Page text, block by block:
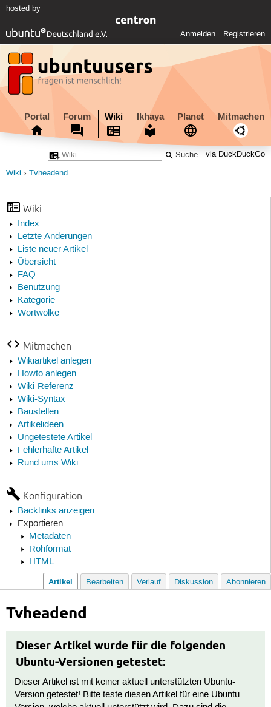
hosted by
Anmelden Registrieren
Portal Forum Wiki Ikhaya Planet Mitmachen
via DuckDuckGo
Wiki Tvheadend
Wiki
Index
Letzte Änderungen
Liste neuer Artikel
Übersicht
FAQ
Benutzung
Kategorie
Wortwolke
Mitmachen
Wikiartikel anlegen
Howto anlegen
Wiki-Referenz
Wiki-Syntax
Baustellen
Artikelideen
Ungetestete Artikel
Fehlerhafte Artikel
Rund ums Wiki
Konfiguration
Backlinks anzeigen
Exportieren
Metadaten
Rohformat
HTML
Artikel Bearbeiten Verlauf Diskussion Abonnieren
Tvheadend
Dieser Artikel wurde für die folgenden
Ubuntu-Versionen getestet:
Dieser Artikel ist mit keiner aktuell unterstützten Ubuntu-
Version getestet! Bitte teste diesen Artikel für eine Ubuntu-